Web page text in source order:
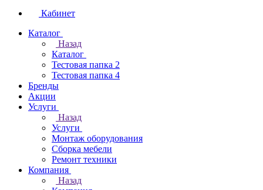
Кабинет
Каталог
Назад
Каталог
Тестовая папка 2
Тестовая папка 4
Бренды
Акции
Услуги
Назад
Услуги
Монтаж оборудования
Сборка мебели
Ремонт техники
Компания
Назад